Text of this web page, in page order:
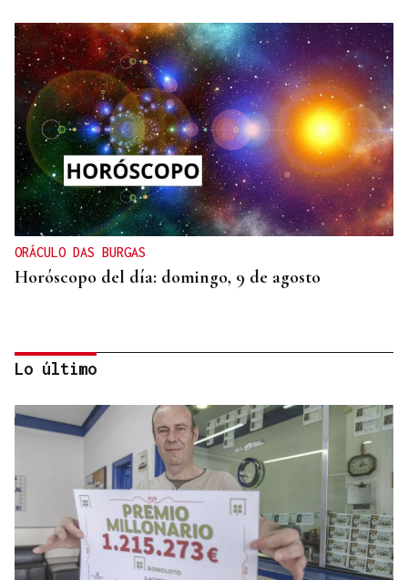
ORÁCULO DAS BURGAS
Horóscopo del día: domingo, 9 de agosto
INCLUSIÓN
Las personas con ceguera disfrutarán del eclipse
Lo último